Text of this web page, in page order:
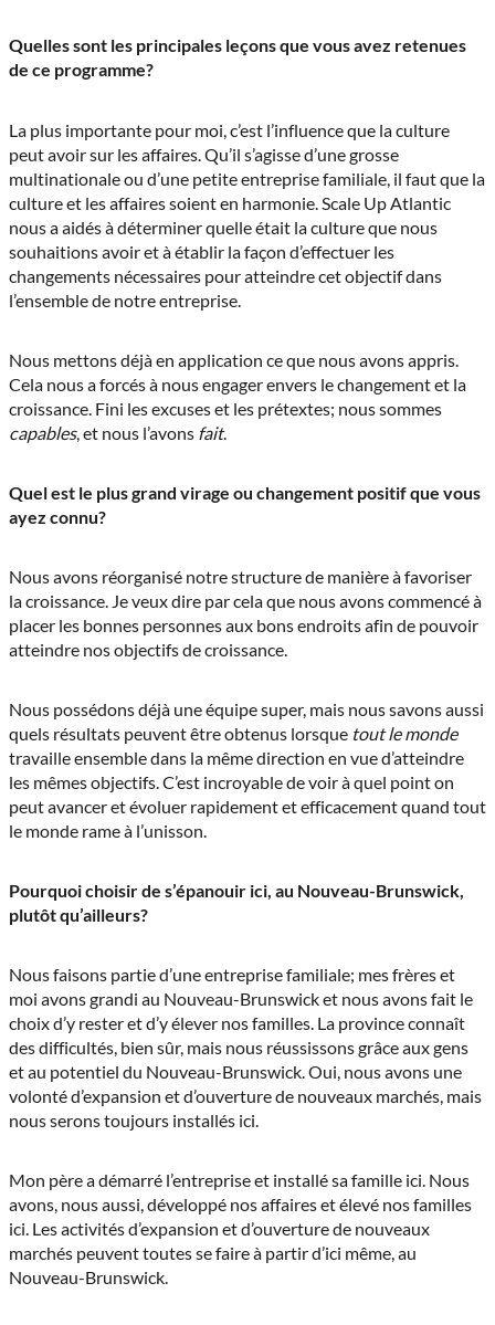
Quelles sont les principales leçons que vous avez retenues
de ce programme?
La plus importante pour moi, c’est l’influence que la culture
peut avoir sur les affaires. Qu’il s’agisse d’une grosse
multinationale ou d’une petite entreprise familiale, il faut que la
culture et les affaires soient en harmonie. Scale Up Atlantic
nous a aidés à déterminer quelle était la culture que nous
souhaitions avoir et à établir la façon d’effectuer les
changements nécessaires pour atteindre cet objectif dans
l’ensemble de notre entreprise.
Nous mettons déjà en application ce que nous avons appris.
Cela nous a forcés à nous engager envers le changement et la
croissance. Fini les excuses et les prétextes; nous sommes
capables, et nous l’avons fait.
Quel est le plus grand virage ou changement positif que vous
ayez connu?
Nous avons réorganisé notre structure de manière à favoriser
la croissance. Je veux dire par cela que nous avons commencé à
placer les bonnes personnes aux bons endroits afin de pouvoir
atteindre nos objectifs de croissance.
Nous possédons déjà une équipe super, mais nous savons aussi
quels résultats peuvent être obtenus lorsque tout le monde
travaille ensemble dans la même direction en vue d’atteindre
les mêmes objectifs. C’est incroyable de voir à quel point on
peut avancer et évoluer rapidement et efficacement quand tout
le monde rame à l’unisson.
Pourquoi choisir de s’épanouir ici, au Nouveau-Brunswick,
plutôt qu’ailleurs?
Nous faisons partie d’une entreprise familiale; mes frères et
moi avons grandi au Nouveau-Brunswick et nous avons fait le
choix d’y rester et d’y élever nos familles. La province connaît
des difficultés, bien sûr, mais nous réussissons grâce aux gens
et au potentiel du Nouveau-Brunswick. Oui, nous avons une
volonté d’expansion et d’ouverture de nouveaux marchés, mais
nous serons toujours installés ici.
Mon père a démarré l’entreprise et installé sa famille ici. Nous
avons, nous aussi, développé nos affaires et élevé nos familles
ici. Les activités d’expansion et d’ouverture de nouveaux
marchés peuvent toutes se faire à partir d’ici même, au
Nouveau-Brunswick.